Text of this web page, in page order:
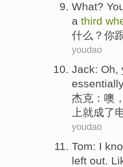
What?
a third
什么 ？ 你
youdao
Jack: Oh,
杰克 ： 噢 ，
上就成了
youdao
Tom: I
left out.